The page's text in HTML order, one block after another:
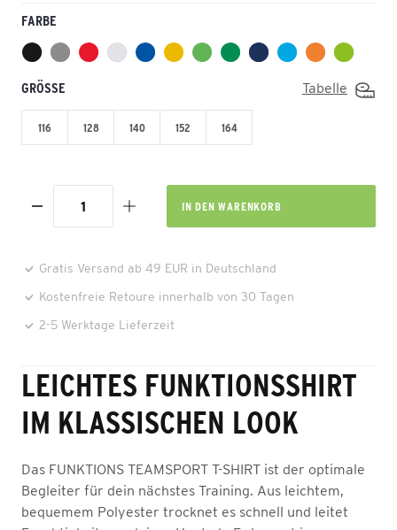
FARBE
GRÖSSE Tabelle
116 128 140 152 164
IN DEN WARENKORB
Gratis Versand ab 49 EUR in Deutschland
Kostenfreie Retoure innerhalb von 30 Tagen
2-5 Werktage Lieferzeit
LEICHTES FUNKTIONSSHIRT
IM KLASSISCHEN LOOK
Das FUNKTIONS TEAMSPORT T-SHIRT ist der optimale
Begleiter für dein nächstes Training. Aus leichtem,
bequemem Polyester trocknet es schnell und leitet